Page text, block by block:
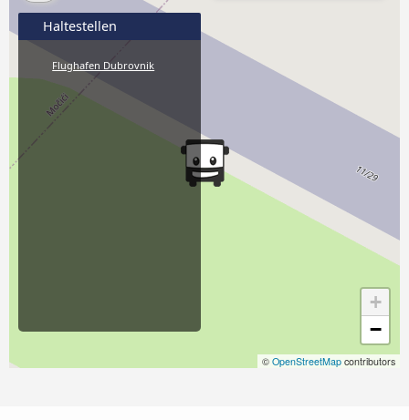
+
−
© OpenStreetMap contributors
Haltestellen
Flughafen Dubrovnik